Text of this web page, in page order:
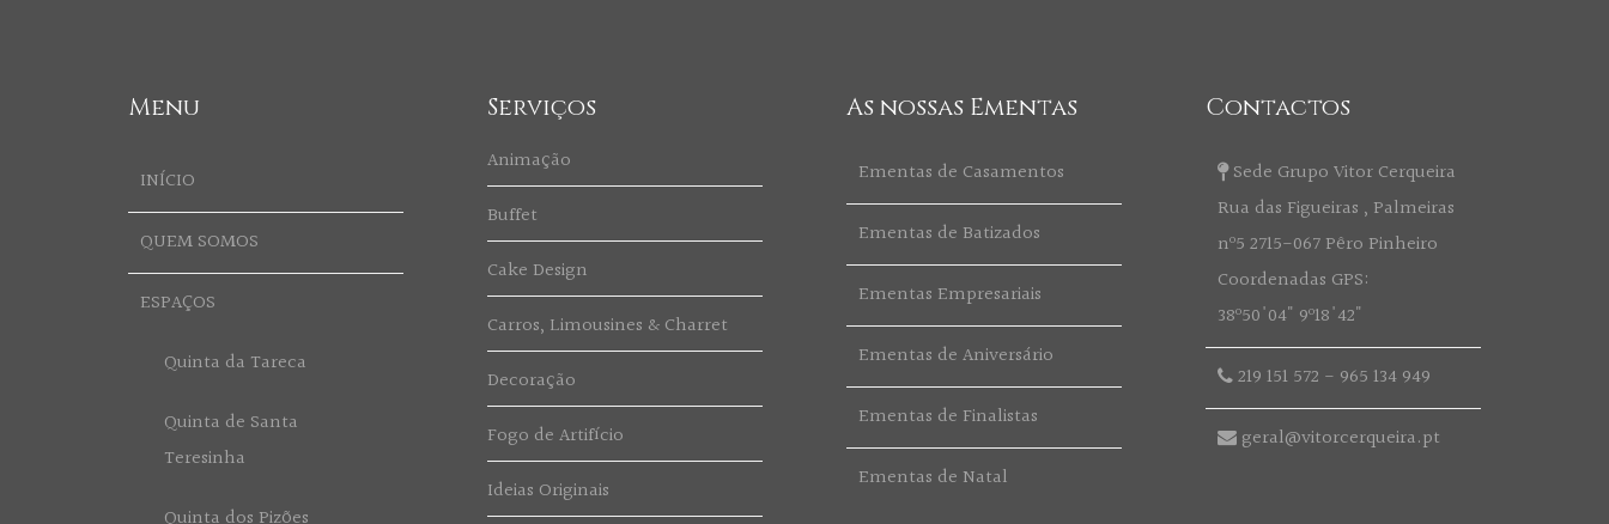
Menu
INÍCIO
QUEM SOMOS
ESPAÇOS
Quinta da Tareca
Quinta de Santa
Teresinha
Serviços
Animação
Buffet
Cake Design
Carros, Limousines & Charret
Decoração
Fogo de Artifício
Ideias Originais
As nossas Ementas
Ementas de Casamentos
Ementas de Batizados
Ementas Empresariais
Ementas de Aniversário
Ementas de Finalistas
Ementas de Natal
Contactos
Sede Grupo Vitor Cerqueira
Rua das Figueiras , Palmeiras
nº5 2715-067 Pêro Pinheiro
Coordenadas GPS:
38º50'04" 9º18'42"
219 151 572 - 965 134 949
geral@vitorcerqueira.pt